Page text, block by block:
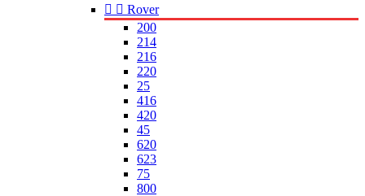
  Rover
200
214
216
220
25
416
420
45
620
623
75
800